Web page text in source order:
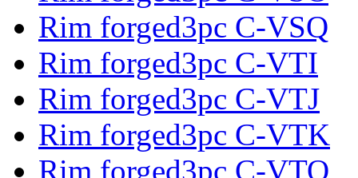
Rim forged3pc C-VSQ
Rim forged3pc C-VTI
Rim forged3pc C-VTJ
Rim forged3pc C-VTK
Rim forged3pc C-VTO